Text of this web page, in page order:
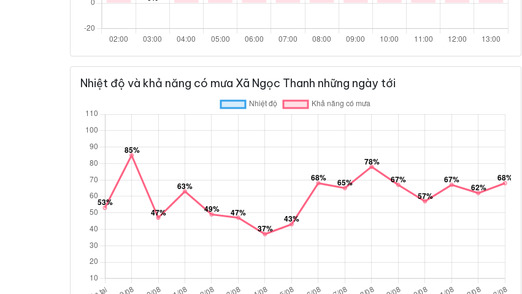
Nhiệt độ và khả năng có mưa Xã Ngọc Thanh những ngày tới